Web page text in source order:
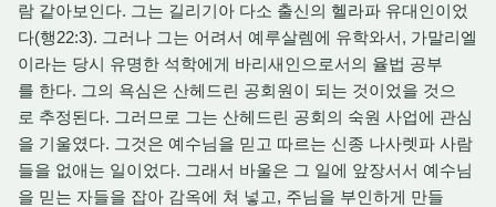
람 같아보인다. 그는 길리기아 다소 출신의 헬라파 유대인이었
다(행22:3). 그러나 그는 어려서 예루살렘에 유학와서, 가말리엘
이라는 당시 유명한 석학에게 바리새인으로서의 율법 공부
를 한다. 그의 욕심은 산헤드린 공회원이 되는 것이었을 것으
로 추정된다. 그러므로 그는 산헤드린 공회의 숙원 사업에 관심
을 기울였다. 그것은 예수님을 믿고 따르는 신종 나사렛파 사람
들을 없애는 일이었다. 그래서 바울은 그 일에 앞장서서 예수님
을 믿는 자들을 잡아 감옥에 쳐 넣고, 주님을 부인하게 만들